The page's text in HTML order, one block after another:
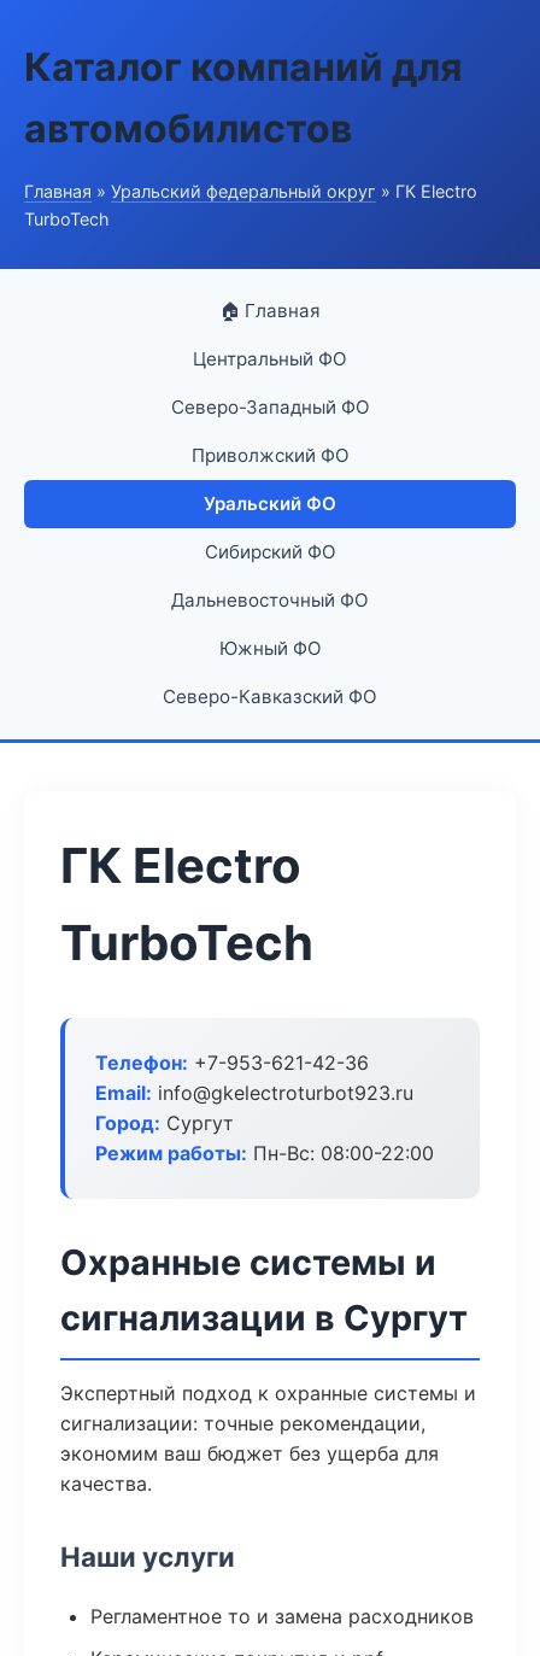
Каталог компаний для
автомобилистов
Главная » Уральский федеральный округ » ГК Electro
TurboTech
🏠 Главная
Центральный ФО
Северо-Западный ФО
Приволжский ФО
Уральский ФО
Сибирский ФО
Дальневосточный ФО
Южный ФО
Северо-Кавказский ФО
ГК Electro
TurboTech
Телефон: +7-953-621-42-36
Email: info@gkelectroturbot923.ru
Город: Сургут
Режим работы: Пн-Вс: 08:00-22:00
Охранные системы и
сигнализации в Сургут
Экспертный подход к охранные системы и
сигнализации: точные рекомендации,
экономим ваш бюджет без ущерба для
качества.
Наши услуги
Регламентное то и замена расходников